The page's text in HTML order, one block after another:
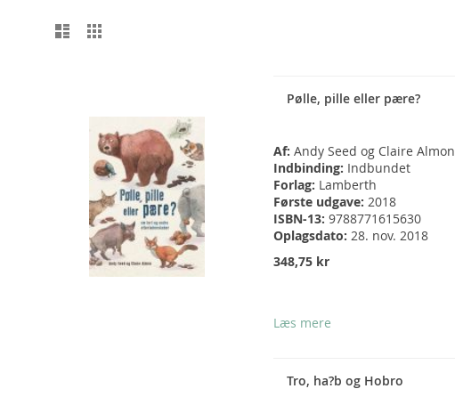
Vis
som
Liste Gitter
Pølle, pille eller pære?
Af: Andy Seed og Claire Almon
Indbinding: Indbundet
Forlag: Lamberth
Første udgave: 2018
ISBN-13: 9788771615630
Oplagsdato: 28. nov. 2018
348,75 kr
Læs mere
Tro, ha?b og Hobro